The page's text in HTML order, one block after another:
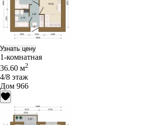
Узнать цену
1-комнатная
36.60 м2
4/8 этаж
Дом 966